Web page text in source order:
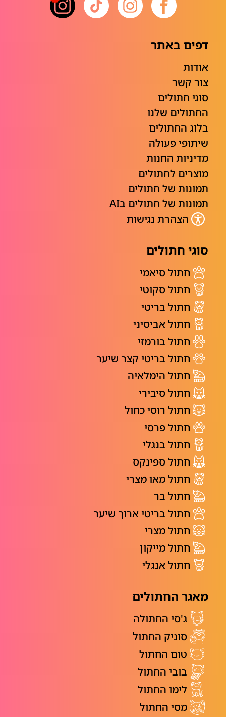
דפים באתר
אודות
צור קשר
סוגי חתולים
החתולים שלנו
בלוג החתולים
שיתופי פעולה
מדיניות החנות
מוצרים לחתולים
תמונות של חתולים
תמונות של חתולים בAI
הצהרת נגישות
סוגי חתולים
חתול סיאמי
חתול סקוטי
חתול בריטי
חתול אביסיני
חתול בורמזי
חתול בריטי קצר שיער
חתול הימלאיה
חתול סיבירי
חתול רוסי כחול
חתול פרסי
חתול בנגלי
חתול ספינקס
חתול מאו מצרי
חתול בר
חתול בריטי ארוך שיער
חתול מצרי
חתול מייקון
חתול אנגלי
מאגר החתולים
ג'סי החתולה
סוניק החתול
טום החתול
בובי החתול
לימו החתול
מסי החתול